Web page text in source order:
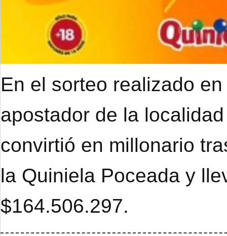
En el sorteo realizado
apostador de la
convirtió en millonario
la Quiniela Poceada y
$164.506.297.